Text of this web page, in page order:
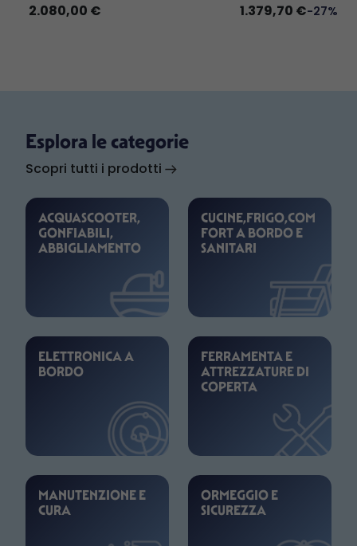
2.080,00 € 1.379,70 €-27%
Esplora le categorie
Scopri tutti i prodotti
ACQUASCOOTER,
GONFIABILI,
ABBIGLIAMENTO
CUCINE,FRIGO,COM
FORT A BORDO E
SANITARI
ELETTRONICA A
BORDO
FERRAMENTA E
ATTREZZATURE DI
COPERTA
MANUTENZIONE E
CURA
ORMEGGIO E
SICUREZZA